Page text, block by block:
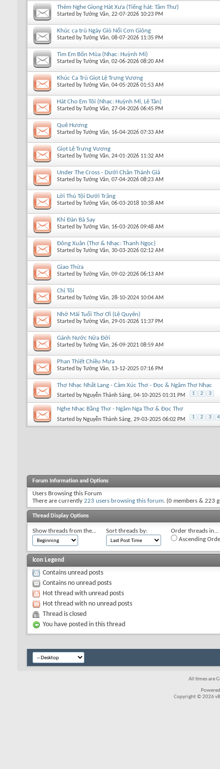
Thèm Nghe Giọng Hát Xưa (Tiếng hát: Tâm Thư)
Started by Tường Vân, 22-07-2026 10:23 PM
Khúc ca trù Ngày Gió Nổi Cơn Giông
Started by Tường Vân, 08-07-2026 11:35 PM
Tìm Em Bốn Mùa (Nhạc: Huỳnh Mi)
Started by Tường Vân, 02-06-2026 08:20 AM
Khúc Ca Trù Giọt Lệ Trưng Vương
Started by Tường Vân, 04-05-2026 01:53 AM
Hát Cho Em Tôi (Nhạc: Huỳnh Mi, Lê Tân)
Started by Tường Vân, 27-04-2026 06:45 PM
Quê Hương
Started by Tường Vân, 16-04-2026 07:33 AM
Giọt Lệ Trưng Vương
Started by Tường Vân, 24-01-2026 11:32 AM
Under The Cross - Dưới Chân Thánh Giá
Started by Tường Vân, 07-04-2026 08:23 AM
Lời Thú Tội Dưới Trăng
Started by Tường Vân, 06-03-2018 10:38 AM
Khi Đàn Bà Say
Started by Tường Vân, 16-03-2026 09:48 AM
Đông Xuân (Thơ & Nhạc: Thanh Ngọc)
Started by Tường Vân, 30-03-2026 02:12 AM
Giao Thừa
Started by Tường Vân, 09-02-2026 06:13 AM
Chị Tôi
Started by Tường Vân, 28-10-2024 10:04 AM
Nhớ Mãi Tuổi Thơ Ơi (Lệ Quyên)
Started by Tường Vân, 29-01-2026 11:37 PM
Gánh Nước Nửa Đời
Started by Tường Vân, 26-09-2021 08:59 AM
Phan Thiết Chiều Mưa
Started by Tường Vân, 13-12-2025 07:16 PM
Thơ Nhạc Nhất Lang - Cảm Xúc Thơ - Đọc & Ngâm Thơ Nhạc
Started by Nguyễn Thành Sáng, 04-10-2025 01:31 PM 1 2 3
Nghe Nhạc Bằng Thơ - Ngâm Nga Thơ & Đọc Thơ
Started by Nguyễn Thành Sáng, 29-03-2025 06:02 PM 1 2 3 4
Forum Information and Options
Users Browsing this Forum
There are currently 223 users browsing this forum. (0 members & 223
Thread Display Options
Show threads from the... Sort threads by:
Order threads in...
Ascending
Icon Legend
Contains unread posts
Contains no unread posts
Hot thread with unread posts
Hot thread with no unread posts
Thread is closed
You have posted in this thread
All times are
Copyright © 2026